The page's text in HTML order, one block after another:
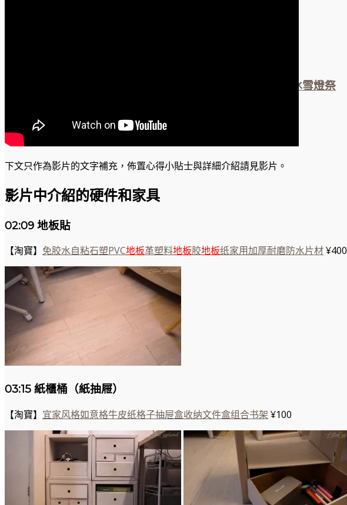
【長野縣/岐阜縣】日本古鎮馬籠宿,妻籠宿冬季木曾道冰雪燈祭
下文只作為影片的文字補充，佈置心得小貼士與詳細介紹請見影片。
影片中介紹的硬件和家具
02:09 地板貼
【淘寶】 免胶水自粘石塑PVC地板革塑料地板胶地板纸家用加厚耐磨防水片材¥400
03:15 紙櫃桶（紙抽屜）
【淘寶】 宜家风格如意格牛皮纸格子抽屉盒收纳文件盒组合书架 ¥100